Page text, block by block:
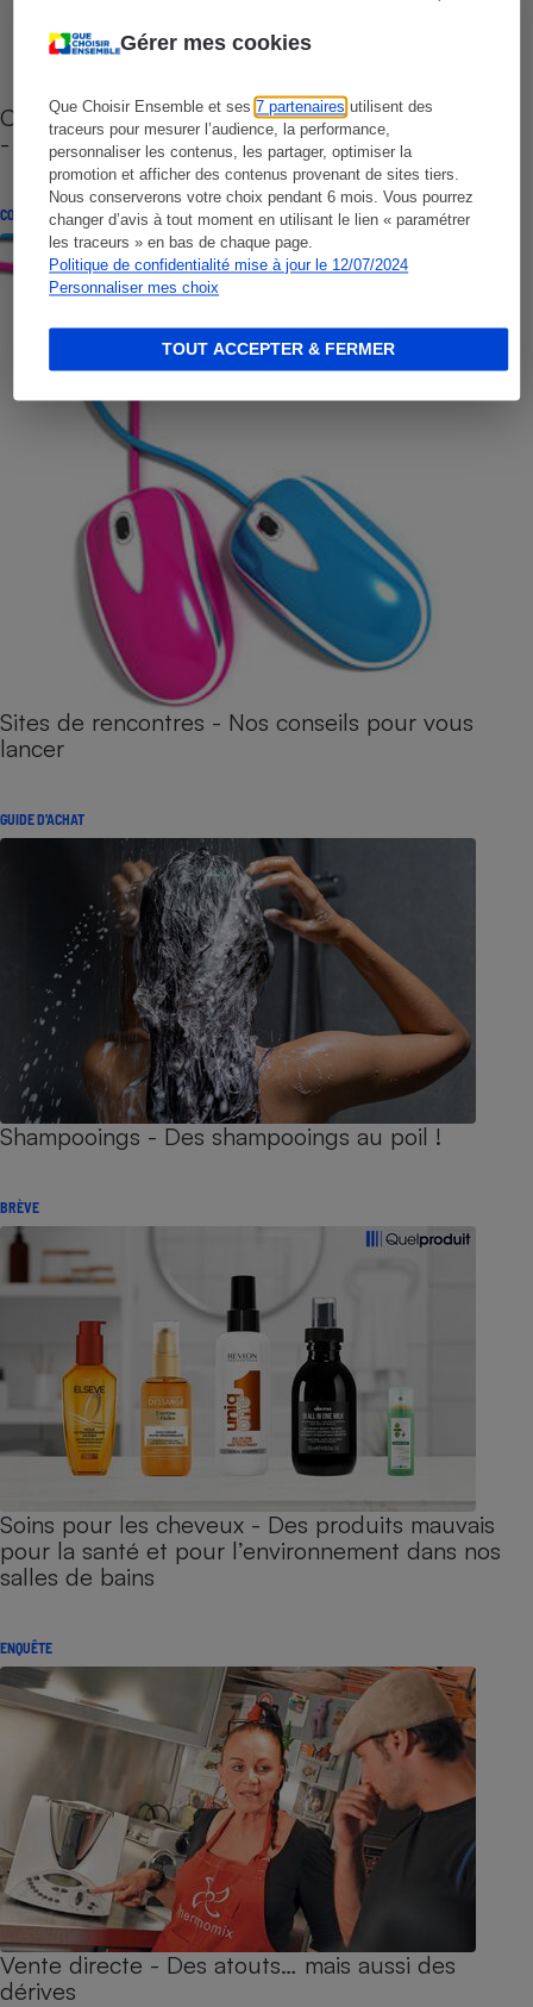
Gérer mes cookies
Que Choisir Ensemble et ses7 partenaires utilisent des
traceurs pour mesurer l’audience, la performance,
personnaliser les contenus, les partager, optimiser la
promotion et afficher des contenus provenant de sites tiers.
Nous conserverons votre choix pendant 6 mois. Vous pourrez
changer d’avis à tout moment en utilisant le lien « paramétrer
les traceurs » en bas de chaque page.
Politique de confidentialité mise à jour le 12/07/2024
Personnaliser mes choix
TOUT ACCEPTER & FERMER
Cafetière à capsules zéro déchet CoffeeB (vidéo)
- Premières impressions
CONSEILS
Sites de rencontres - Nos conseils pour vous
lancer
GUIDE D'ACHAT
Shampooings - Des shampooings au poil !
BRÈVE
Soins pour les cheveux - Des produits mauvais
pour la santé et pour l’environnement dans nos
salles de bains
ENQUÊTE
Vente directe - Des atouts… mais aussi des
dérives